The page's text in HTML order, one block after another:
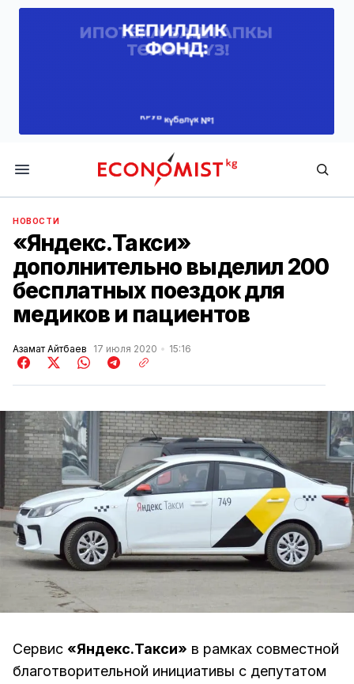
Economist.kg
НОВОСТИ
«Яндекс.Такси»
дополнительно выделил 200
бесплатных поездок для
медиков и пациентов
Азамат Айтбаев 17 июля 2020 15:16
Сервис «Яндекс.Такси» в рамках совместной
благотворительной инициативы с депутатом